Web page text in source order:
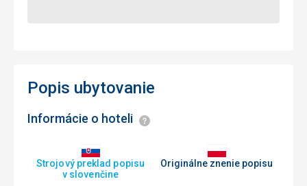
Strojový preklad popisu
v slovenčine
Originálne znenie popisu
Popis ubytovanie
Informácie o hoteli Informácie